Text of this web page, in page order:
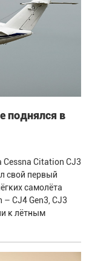
поднялся в
Cessna Citation CJ3
свой первый
самолёта
CJ4 Gen3, CJ3
к лётным